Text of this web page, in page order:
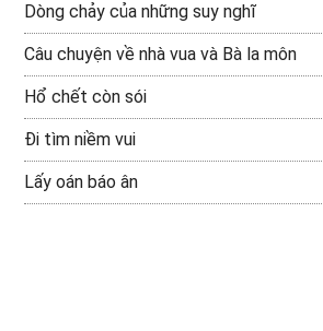
Dòng chảy của những suy nghĩ
Câu chuyện về nhà vua và Bà la môn
Hổ chết còn sói
Đi tìm niềm vui
Lấy oán báo ân